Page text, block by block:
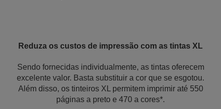
Reduza os custos de impressão com as tintas XL
Sendo fornecidas individualmente, as tintas oferecem
excelente valor. Basta substituir a cor que se esgotou.
Além disso, os tinteiros XL permitem imprimir até 550
páginas a preto e 470 a cores*.